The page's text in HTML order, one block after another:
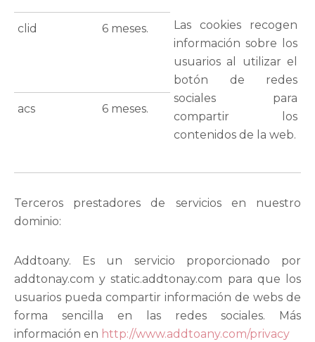
Las cookies recogen
información sobre los
usuarios al utilizar el
botón de redes
sociales para
compartir los
contenidos de la web.
clid 6 meses.
acs 6 meses.
Terceros prestadores de servicios en nuestro
dominio:
Addtoany. Es un servicio proporcionado por
addtonay.com y static.addtonay.com para que los
usuarios pueda compartir información de webs de
forma sencilla en las redes sociales. Más
información en http://www.addtoany.com/privacy